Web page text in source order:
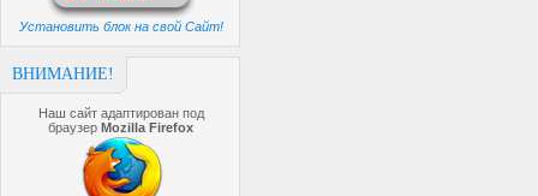
Установить блок на свой Сайт!
ВНИМАНИЕ!
Наш сайт адаптирован под
браузерMozilla Firefox